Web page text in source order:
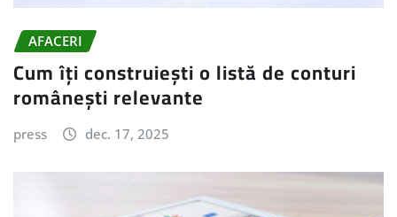
AFACERI
Cum îți construiești o listă de conturi
românești relevante
press dec. 17, 2025